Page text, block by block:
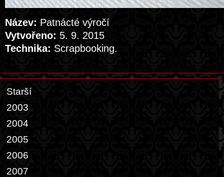
Název: Patnácté výročí
Vytvořeno: 5. 9. 2015
Technika: Scrapbooking.
Starší
2003
2004
2005
2006
2007